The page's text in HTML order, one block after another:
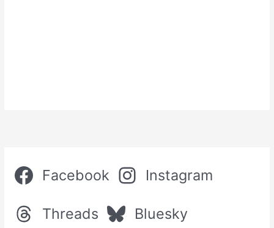
Facebook Instagram
Threads Bluesky